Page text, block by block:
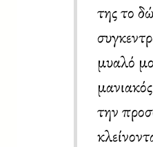
της το
μυαλό
την